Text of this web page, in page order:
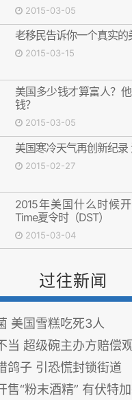
2015-03-05
老移民告诉你一个真实的
2015-03-15
美国多少钱才算富人？
钱？
2015-03-05
美国寒冷天气再创新纪录
2015-02-27
2015年美国什么时候
Time夏令时（DST）
2015-03-04
过往新闻
美国雪糕吃死3人
当 超级碗主办方赔偿
鸽子 引恐慌封锁街道
售“粉末酒精” 有伏特